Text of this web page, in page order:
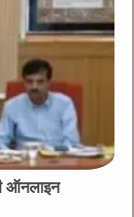
ऑनलाइन